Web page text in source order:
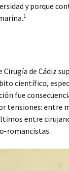
y porque
1
Cirugía de Cádiz
científico,
fue
tensiones: entre
entre
romancistas.